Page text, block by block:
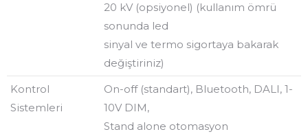
20 kV (opsiyonel) (kullanım ömrü
sonunda led
sinyal ve termo sigortaya bakarak
değiştiriniz)
Kontrol
Sistemleri
On-off (standart), Bluetooth, DALI, 1-
10V DIM,
Stand alone otomasyon